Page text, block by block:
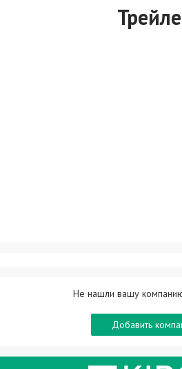
Не нашли вашу компанию
Добавить